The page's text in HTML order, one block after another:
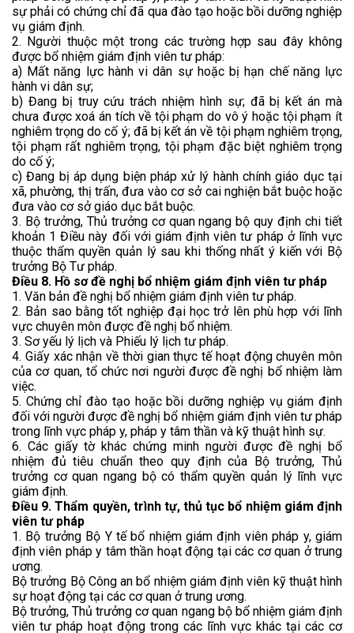
sự phải có chứng chỉ đã qua đào tạo hoặc bồi dưỡng nghiệp
vụ giám định.
2. Người thuộc một trong các trường hợp sau đây không
được bổ nhiệm giám định viên tư pháp:
a) Mất năng lực hành vi dân sự hoặc bị hạn chế năng lực
hành vi dân sự;
b) Đang bị truy cứu trách nhiệm hình sự; đã bị kết án mà
chưa được xoá án tích về tội phạm do vô ý hoặc tội phạm ít
nghiêm trọng do cố ý; đã bị kết án về tội phạm nghiêm trọng,
tội phạm rất nghiêm trọng, tội phạm đặc biệt nghiêm trọng
do cố ý;
c) Đang bị áp dụng biện pháp xử lý hành chính giáo dục tại
xã, phường, thị trấn, đưa vào cơ sở cai nghiện bắt buộc hoặc
đưa vào cơ sở giáo dục bắt buộc.
3. Bộ trưởng, Thủ trưởng cơ quan ngang bộ quy định chi tiết
khoản 1 Điều này đối với giám định viên tư pháp ở lĩnh vực
thuộc thẩm quyền quản lý sau khi thống nhất ý kiến với Bộ
trưởng Bộ Tư pháp.
Điều 8. Hồ sơ đề nghị bổ nhiệm giám định viên tư pháp
1. Văn bản đề nghị bổ nhiệm giám định viên tư pháp.
2. Bản sao bằng tốt nghiệp đại học trở lên phù hợp với lĩnh
vực chuyên môn được đề nghị bổ nhiệm.
3. Sơ yếu lý lịch và Phiếu lý lịch tư pháp.
4. Giấy xác nhận về thời gian thực tế hoạt động chuyên môn
của cơ quan, tổ chức nơi người được đề nghị bổ nhiệm làm
việc.
5. Chứng chỉ đào tạo hoặc bồi dưỡng nghiệp vụ giám định
đối với người được đề nghị bổ nhiệm giám định viên tư pháp
trong lĩnh vực pháp y, pháp y tâm thần và kỹ thuật hình sự.
6. Các giấy tờ khác chứng minh người được đề nghị bổ
nhiệm đủ tiêu chuẩn theo quy định của Bộ trưởng, Thủ
trưởng cơ quan ngang bộ có thẩm quyền quản lý lĩnh vực
giám định.
Điều 9. Thẩm quyền, trình tự, thủ tục bổ nhiệm giám định
viên tư pháp
1. Bộ trưởng Bộ Y tế bổ nhiệm giám định viên pháp y, giám
định viên pháp y tâm thần hoạt động tại các cơ quan ở trung
ương.
Bộ trưởng Bộ Công an bổ nhiệm giám định viên kỹ thuật hình
sự hoạt động tại các cơ quan ở trung ương.
Bộ trưởng, Thủ trưởng cơ quan ngang bộ bổ nhiệm giám định
viên tư pháp hoạt động trong các lĩnh vực khác tại các cơ